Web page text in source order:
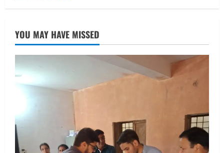
2
तीलू रौतेली पुरस्कार के लिए 13 वीरांगनाओं का
चयन : रेखा आर्या
August 6, 2026
UTTARAKHAND NEWS
मिस उत्तराखंड 2026 के सब-कॉन्टेस्ट ‘मिस
August 5, 2026
UTTARAKHAND NEWS
YOU MAY HAVE MISSED